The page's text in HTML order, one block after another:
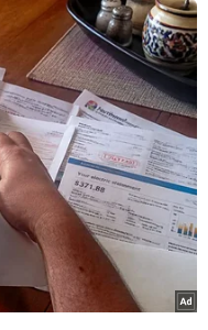
giới, lập sơ đồ
phần thực hiện
lô hàng nhân
cấp đã và đang
nỗ lực trong
nơi tạm trú cho
khi Moskva luôn